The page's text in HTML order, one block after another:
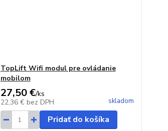
TopLift Wifi modul pre ovládanie
mobilom
27,50 €/ks
22,36 € bez DPH skladom
Pridať do košíka